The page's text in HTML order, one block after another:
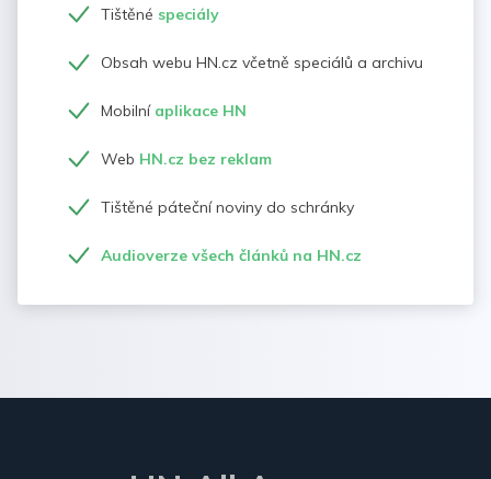
Tištěné speciály
Obsah webu HN.cz včetně speciálů a archivu
Mobilní aplikace HN
Web HN.cz bez reklam
Tištěné páteční noviny do schránky
Audioverze všech článků na HN.cz